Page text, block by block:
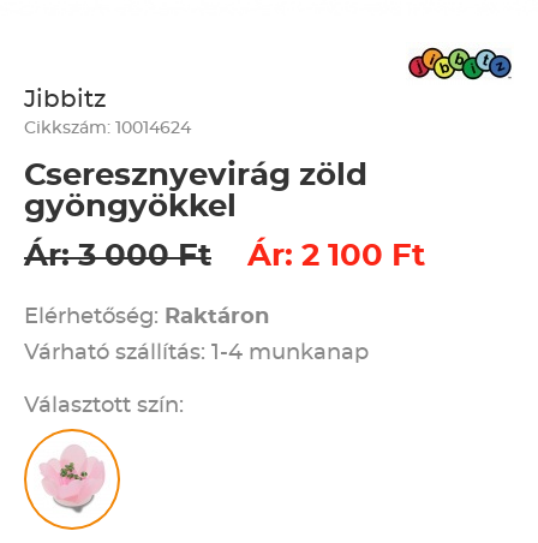
Jibbitz
Cikkszám: 10014624
Cseresznyevirág zöld
gyöngyökkel
Ár: 3 000 Ft
Ár: 2 100 Ft
Elérhetőség: Raktáron
Várható szállítás: 1-4 munkanap
Választott szín: